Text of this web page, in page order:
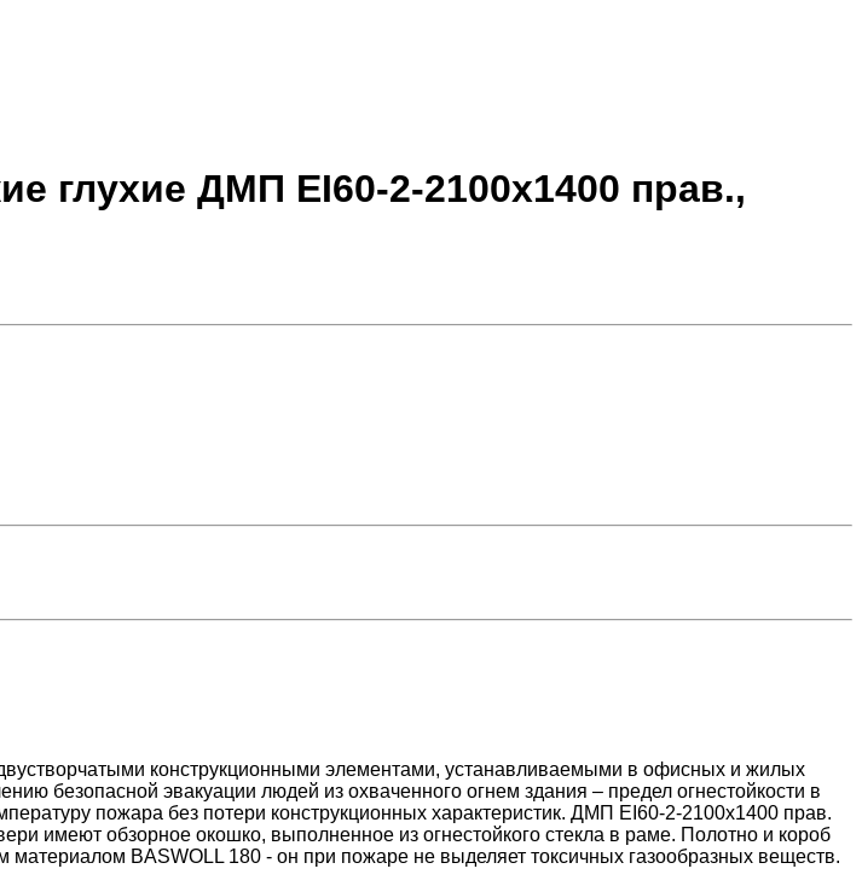
глухие ДМП ЕІ60-2-2100x1400 прав.,
конструкционными элементами, устанавливаемыми в офисных и жилых
безопасной эвакуации людей из охваченного огнем здания – предел огнестойкости в
пожара без потери конструкционных характеристик. ДМП ЕІ60-2-2100x1400 прав.
имеют обзорное окошко, выполненное из огнестойкого стекла в раме. Полотно и короб
BASWOLL 180 - он при пожаре не выделяет токсичных газообразных веществ.